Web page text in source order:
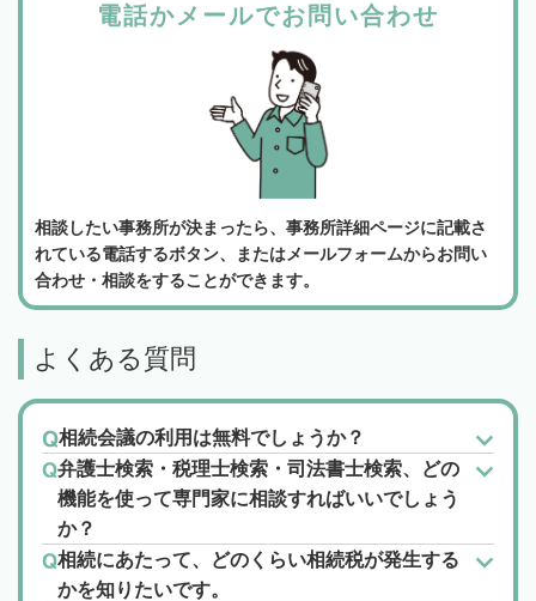
電話かメールでお問い合わせ
相談したい事務所が決まったら、事務所詳細ページに記載さ
れている電話するボタン、またはメールフォームからお問い
合わせ・相談をすることができます。
よくある質問
相続会議の利用は無料でしょうか？
弁護士検索・税理士検索・司法書士検索、どの
機能を使って専門家に相談すればいいでしょう
か？
相続にあたって、どのくらい相続税が発生する
かを知りたいです。